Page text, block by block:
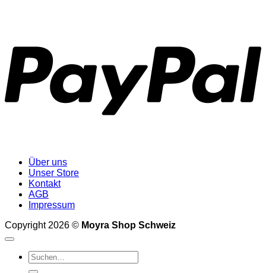
Über uns
Unser Store
Kontakt
AGB
Impressum
Copyright 2026 © Moyra Shop Schweiz
Suchen
nach: